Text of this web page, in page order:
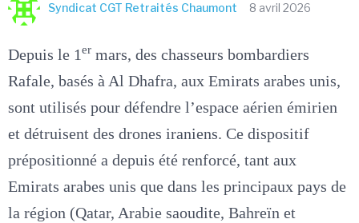
Syndicat CGT Retraités Chaumont 8 avril 2026
Depuis le 1 er mars, des chasseurs bombardiers
Rafale, basés à Al Dhafra, aux Emirats arabes unis,
sont utilisés pour défendre l’espace aérien émirien
et détruisent des drones iraniens. Ce dispositif
prépositionné a depuis été renforcé, tant aux
Emirats arabes unis que dans les principaux pays de
la région (Qatar, Arabie saoudite, Bahreïn et